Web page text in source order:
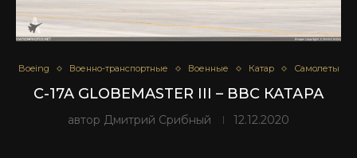
Boeing Военно-транспортные Военные Катар Самолеты
C-17A GLOBEMASTER III – ВВС КАТАРА
автор Дмитрий Срибный 12.12.2020